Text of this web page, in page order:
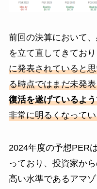
前回の決算において
を立て直してきており
に発表されていると
る時点ではまだ未発
復活を遂げているよ
非常に明るくなって
2024年度の予想PER
っており、投資家か
高い水準であるアマゾ